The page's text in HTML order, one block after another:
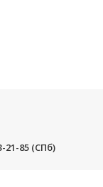
21-85 (СПб)